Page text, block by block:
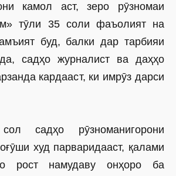
камол аст, зеро рӯзномаи
тӯли 35 соли фаъолият на
буд, балки дар тарбияи
садҳо журналист ва даҳҳо
кардааст, ки имрӯз дарси
садҳо рӯзноманигорони
худ парваридааст, қалами
рост намудаву онҳоро ба